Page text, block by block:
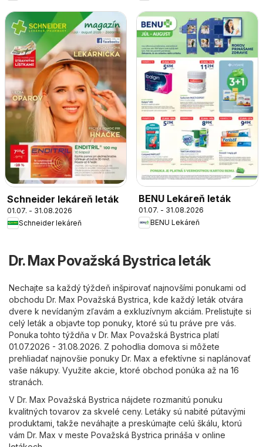
Schneider lekáreň leták
01.07. - 31.08.2026
Schneider lekáreň
BENU Lekáreň leták
01.07. - 31.08.2026
BENU Lekáreň
Dr. Max Považská Bystrica leták
Nechajte sa každý týždeň inšpirovať najnovšími ponukami od
obchodu Dr. Max Považská Bystrica, kde každý leták otvára
dvere k nevídaným zľavám a exkluzívnym akciám. Prelistujte si
celý leták a objavte top ponuky, ktoré sú tu práve pre vás.
Ponuka tohto týždňa v Dr. Max Považská Bystrica platí
01.07.2026 - 31.08.2026. Z pohodlia domova si môžete
prehliadať najnovšie ponuky Dr. Max a efektívne si naplánovať
vaše nákupy. Využite akcie, ktoré obchod ponúka až na 16
stranách.
V Dr. Max Považská Bystrica nájdete rozmanitú ponuku
kvalitných tovarov za skvelé ceny. Letáky sú nabité pútavými
produktami, takže neváhajte a preskúmajte celú škálu, ktorú
vám Dr. Max v meste Považská Bystrica prináša v online